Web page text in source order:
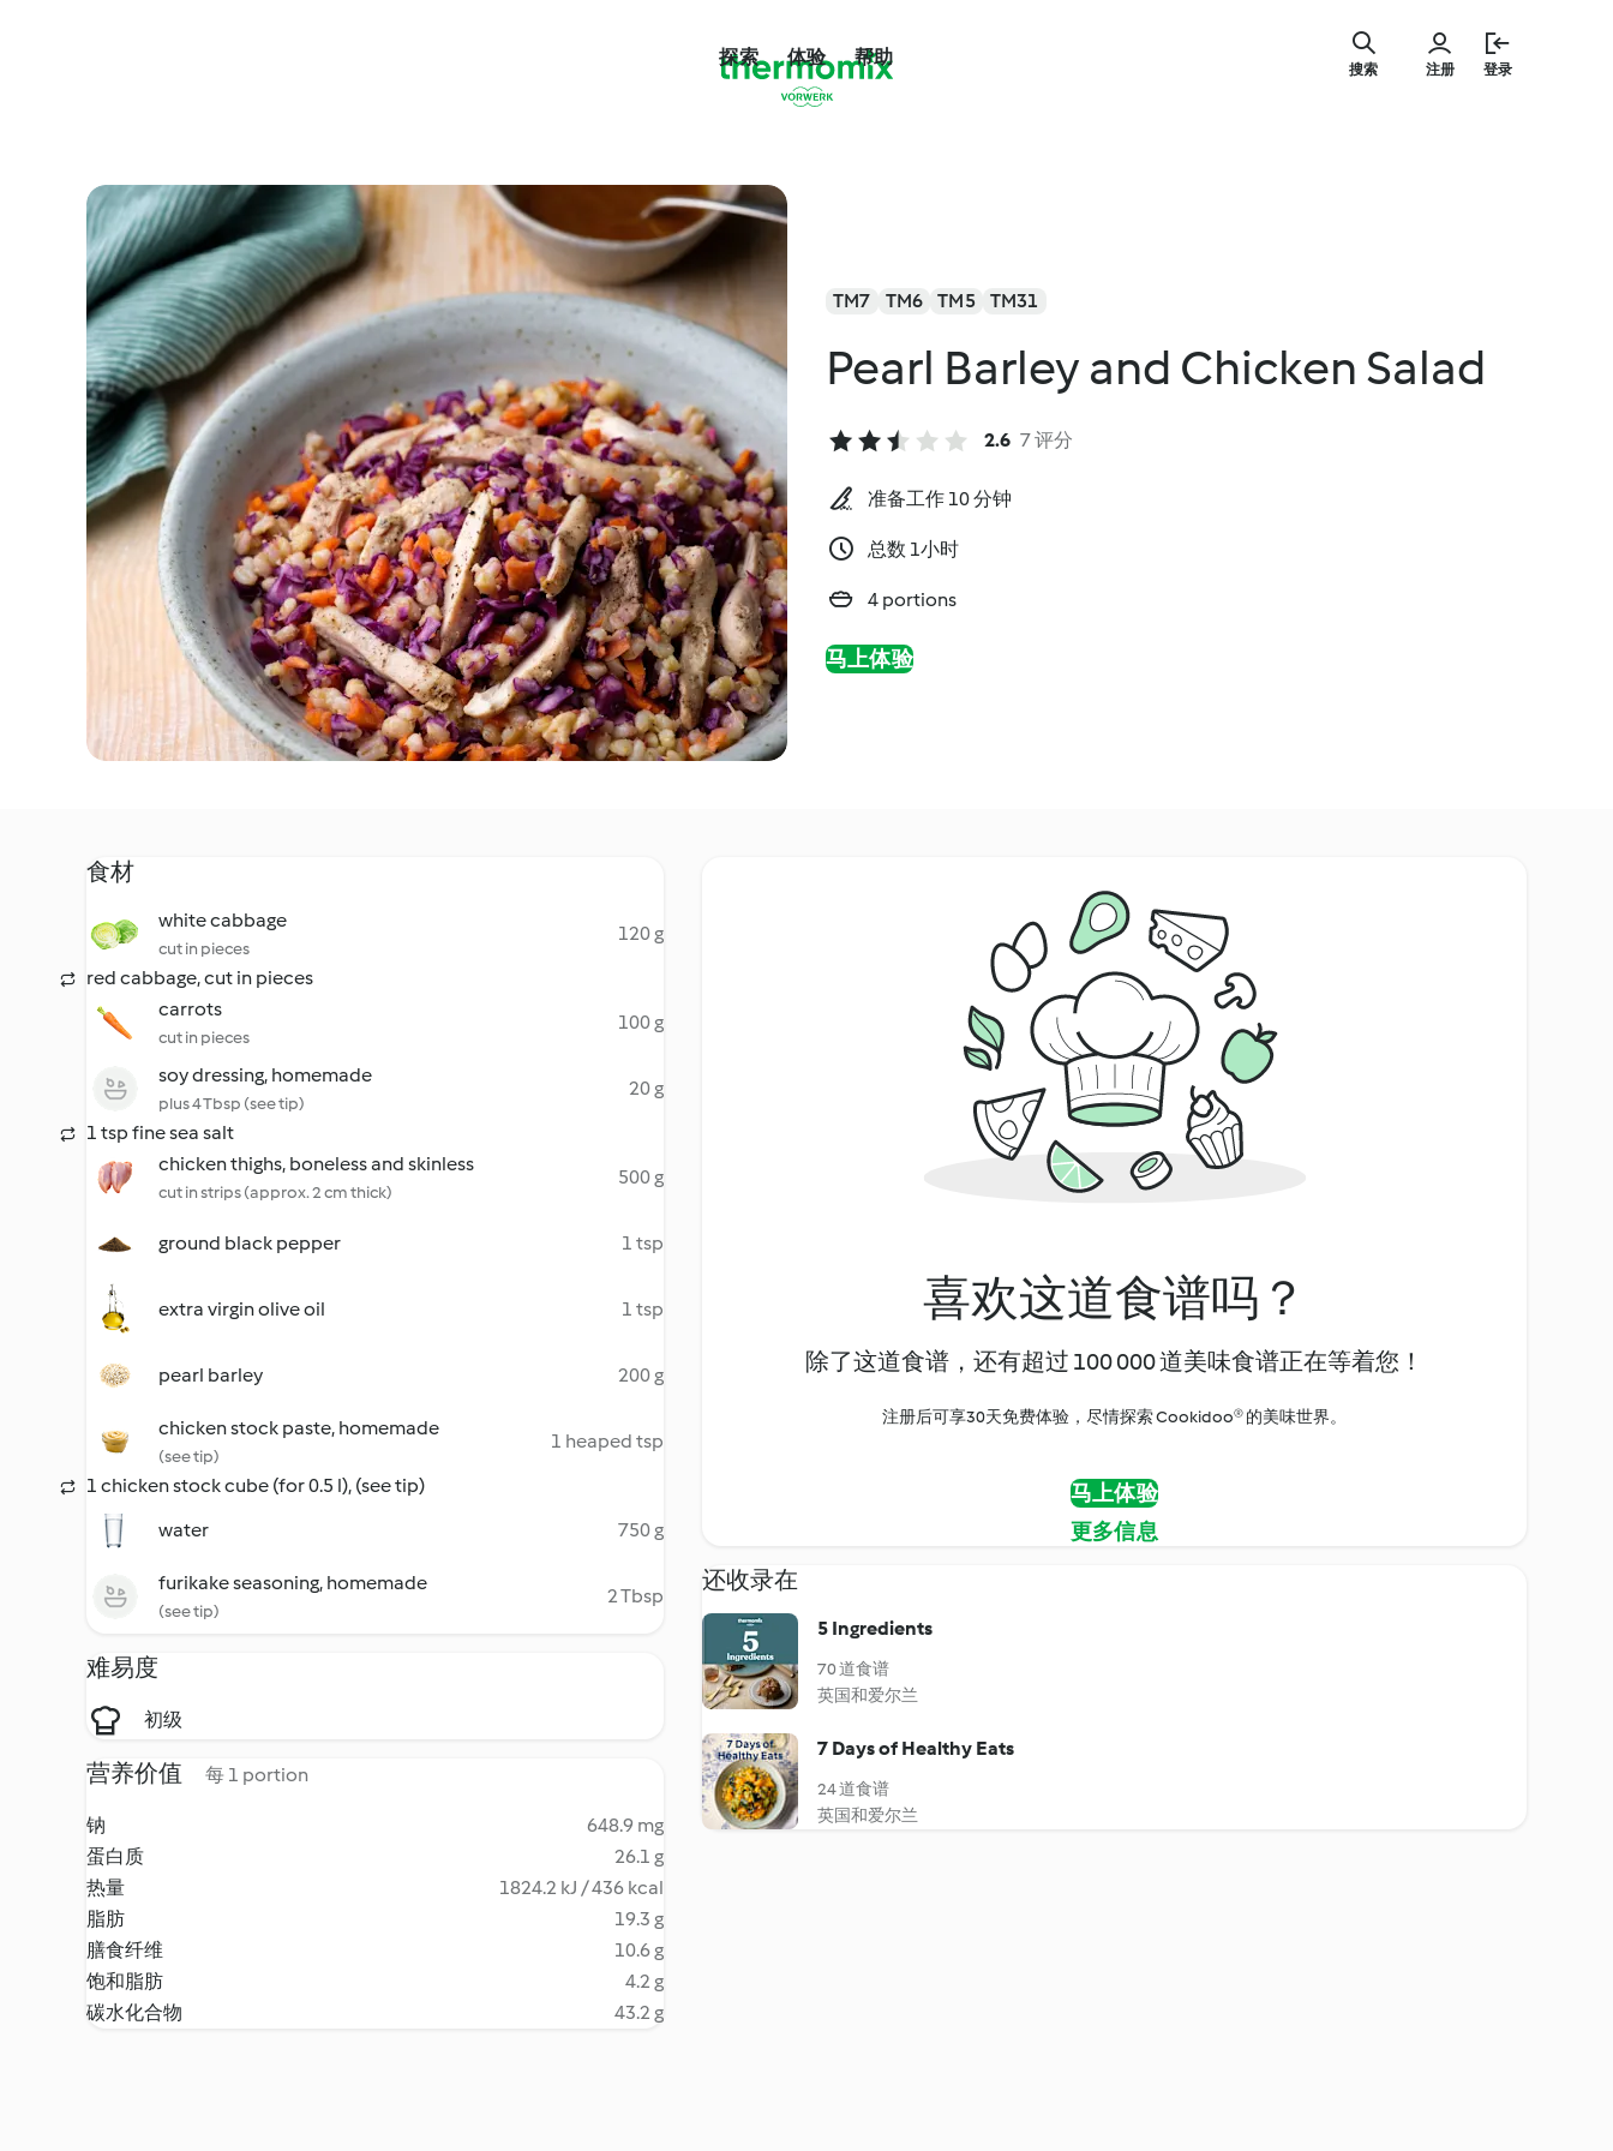
探索 体验 帮助
注册 登录
搜索
TM7 TM6 TM5 TM31
Pearl Barley and Chicken Salad
2.6 7 评分
准备工作 10 分钟
总数 1小时
4 portions
马上体验
食材
white cabbage
cut in pieces
120 g
red cabbage, cut in pieces
carrots
cut in pieces
100 g
soy dressing, homemade
plus 4 Tbsp (see tip)
20 g
1 tsp fine sea salt
chicken thighs, boneless and skinless
cut in strips (approx. 2 cm thick)
500 g
ground black pepper 1 tsp
extra virgin olive oil 1 tsp
pearl barley 200 g
chicken stock paste, homemade
(see tip)
1 heaped tsp
1 chicken stock cube (for 0.5 l), (see tip)
water
750 g
furikake seasoning, homemade
(see tip)
2 Tbsp
难易度
初级
营养价值 每 1 portion
钠
648.9 mg
蛋白质
26.1 g
热量
1824.2 kJ / 436 kcal
脂肪
19.3 g
膳食纤维
10.6 g
饱和脂肪
4.2 g
碳水化合物
43.2 g
喜欢这道食谱吗？
除了这道食谱，还有超过 100 000 道美味食谱正在等着您！
注册后可享30天免费体验，尽情探索 Cookidoo® 的美味世界。
马上体验
更多信息
还收录在
5 Ingredients
70 道食谱
英国和爱尔兰
7 Days of Healthy Eats
24 道食谱
英国和爱尔兰